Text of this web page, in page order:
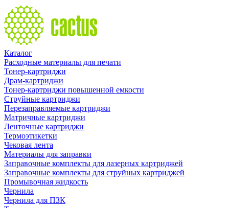
Каталог
Расходные материалы для печати
Тонер-картриджи
Драм-картриджи
Тонер-картриджи повышенной емкости
Струйные картриджи
Перезаправляемые картриджи
Матричные картриджи
Ленточные картриджи
Термоэтикетки
Чековая лента
Материалы для заправки
Заправочные комплекты для лазерных картриджей
Заправочные комплекты для струйных картриджей
Промывочная жидкость
Чернила
Чернила для ПЗК